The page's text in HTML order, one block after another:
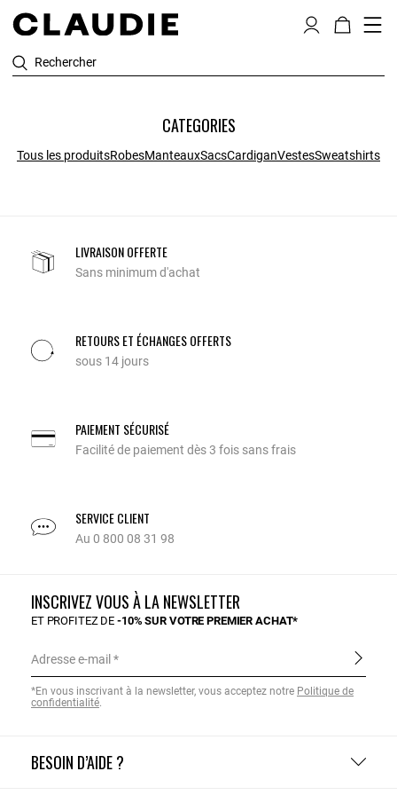
Rechercher
CATEGORIES
Tous les produitsRobesManteauxSacsCardiganVestesSweatshirts
LIVRAISON OFFERTE
Sans minimum d'achat
RETOURS ET ÉCHANGES OFFERTS
sous 14 jours
PAIEMENT SÉCURISÉ
Facilité de paiement dès 3 fois sans frais
SERVICE CLIENT
Au 0 800 08 31 98
BESOIN D’AIDE ?
INSCRIVEZ VOUS À LA NEWSLETTER
ET PROFITEZ DE-10% SUR VOTRE PREMIER ACHAT*
Adresse e-mail
*En vous inscrivant à la newsletter, vous acceptez notre Politique de
confidentialité.